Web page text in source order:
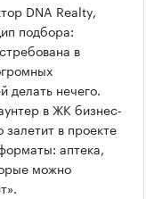
DNA Realty,
подбора:
в
делать нечего.
в ЖК бизнес-
в проекте
аптека,
можно